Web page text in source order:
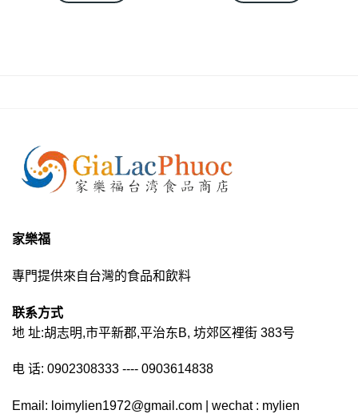
家樂福
專門提供來自台灣的食品和飲料
联系方式
地 址:胡志明,市平新郡,平治东B, 坊郊区裡街 383号
电 话: 0902308333 ---- 0903614838
Email: loimylien1972@gmail.com | wechat : mylien